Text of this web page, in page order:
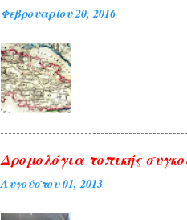
Φεβρουαρίου 20, 2016
Δρομολόγια τοπικής
Αυγούστου 01, 2013